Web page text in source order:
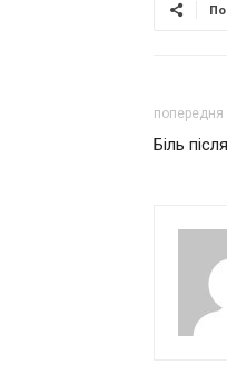
попередня
Біль